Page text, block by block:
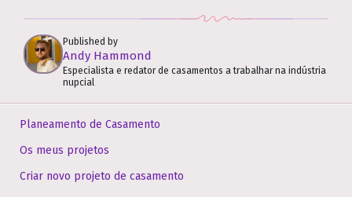
Published by
Andy Hammond
Especialista e redator de casamentos a trabalhar na indústria
nupcial
Planeamento de Casamento
Os meus projetos
Criar novo projeto de casamento